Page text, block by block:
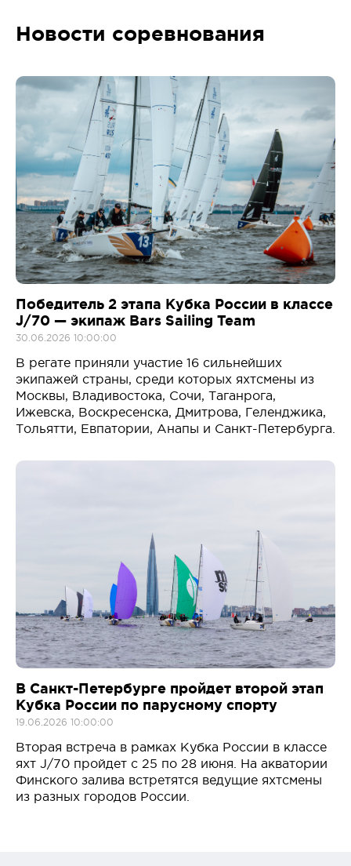
Новости соревнования
Победитель 2 этапа Кубка России в классе
J/70 — экипаж Bars Sailing Team
30.06.2026 10:00:00
В регате приняли участие 16 сильнейших
экипажей страны, среди которых яхтсмены из
Москвы, Владивостока, Сочи, Таганрога,
Ижевска, Воскресенска, Дмитрова, Геленджика,
Тольятти, Евпатории, Анапы и Санкт-Петербурга.
В Санкт-Петербурге пройдет второй этап
Кубка России по парусному спорту
19.06.2026 10:00:00
Вторая встреча в рамках Кубка России в классе
яхт J/70 пройдет с 25 по 28 июня. На акватории
Финского залива встретятся ведущие яхтсмены
из разных городов России.